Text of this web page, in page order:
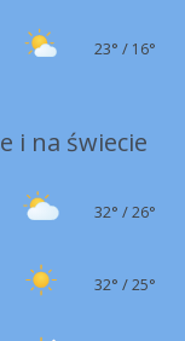
23° / 16°
i na świecie
32° /26°
32° /25°